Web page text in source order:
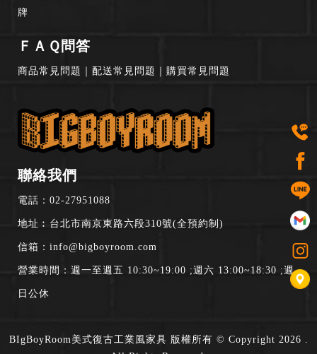
牌
ＦＡＱ問答
商品常見問題 配送常見問題 購買常見問題
聯絡我們
電話： 02-27951088
地址︰台北市南京東路六段310號(全預約制)
信箱： info@bigboyroom.com
營業時間：週一至週五 10:30~19:00 ;週六 13:00~18:30 ;週
日公休
BIgBoyRoom美式復古工業風家具 版權所有 © Copyright 2026 .